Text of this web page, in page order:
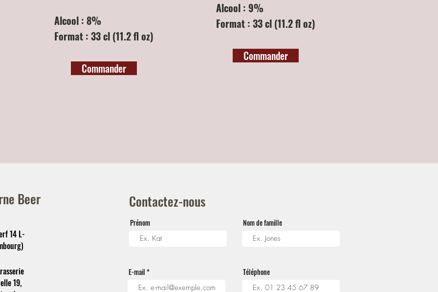
Alcool : 8%
Format : 33 cl (11.2 fl oz)
Commander
Alcool : 9%
Format : 33 cl (11.2 fl oz)
Commander
Beer
14 L-
Contactez-nous
Prénom Nom de famille
E-mail Téléphone
19,